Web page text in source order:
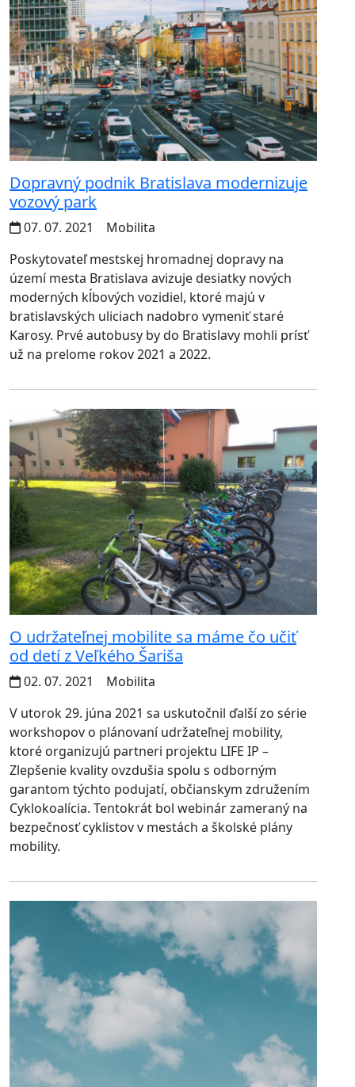
Dopravný podnik Bratislava modernizuje
vozový park
07. 07. 2021
Mobilita
Poskytovateľ mestskej hromadnej dopravy na
území mesta Bratislava avizuje desiatky nových
moderných kĺbových vozidiel, ktoré majú v
bratislavských uliciach nadobro vymeniť staré
Karosy. Prvé autobusy by do Bratislavy mohli prísť
už na prelome rokov 2021 a 2022.
O udržateľnej mobilite sa máme čo učiť
od detí z Veľkého Šariša
02. 07. 2021
Mobilita
V utorok 29. júna 2021 sa uskutočnil ďalší zo série
workshopov o plánovaní udržateľnej mobility,
ktoré organizujú partneri projektu LIFE IP –
Zlepšenie kvality ovzdušia spolu s odborným
garantom týchto podujatí, občianskym združením
Cyklokoalícia. Tentokrát bol webinár zameraný na
bezpečnosť cyklistov v mestách a školské plány
mobility.